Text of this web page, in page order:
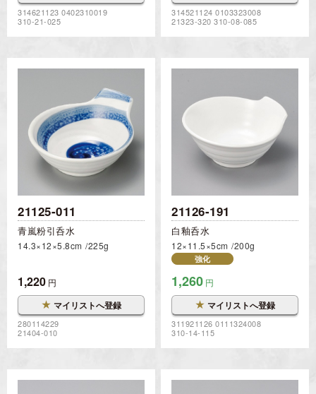
314621123 0402310019
310-21-025
314521124 0103323008
21323-320 310-08-085
21125-011
青嵐粉引呑水
14.3×12×5.8cm 225g
1,220 円
★ マイリストへ登録
280114229
21404-010
21126-191
白釉呑水
12×11.5×5cm 200g
強化
1,260 円
★ マイリストへ登録
311921126 0111324008
310-14-115